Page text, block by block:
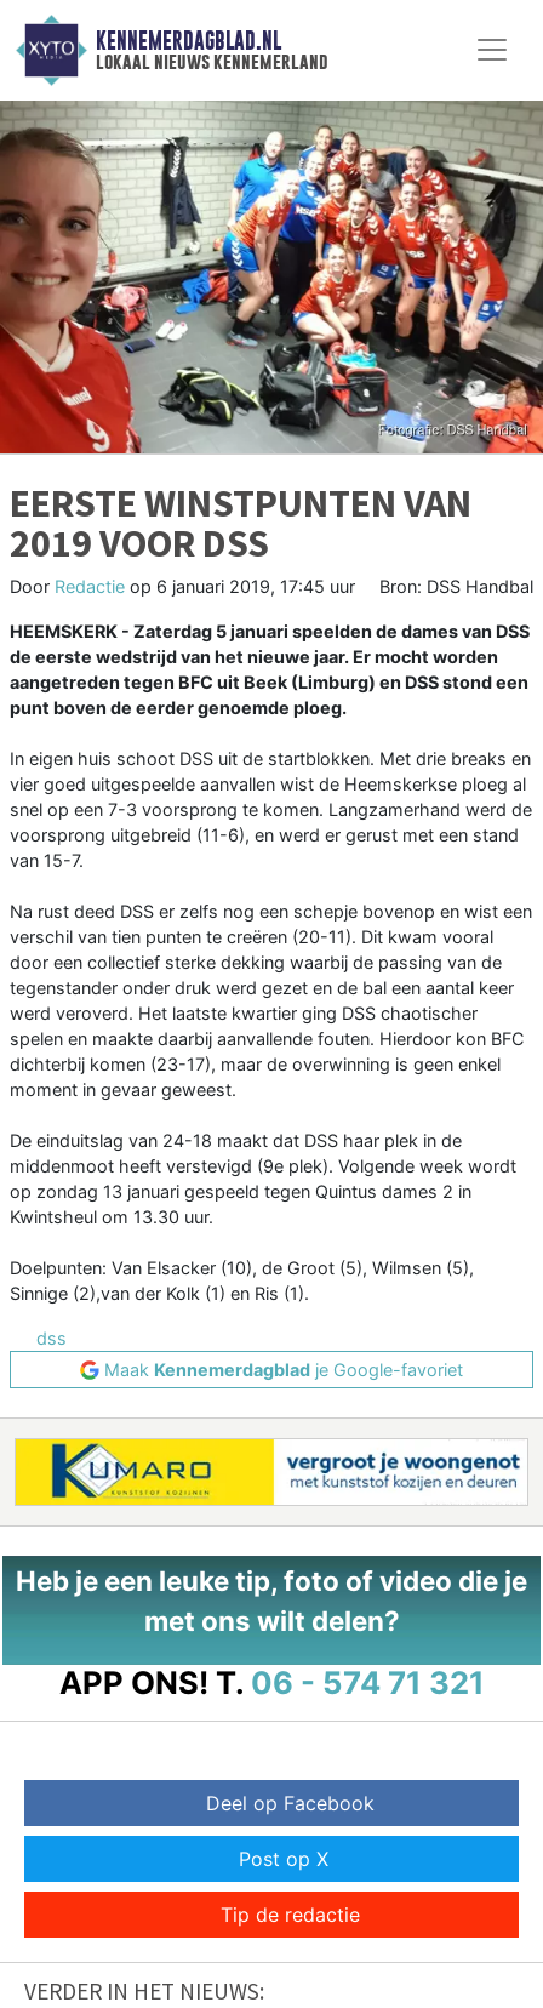
KENNEMERDAGBLAD.NL
lokaal nieuws kennemerland
EERSTE WINSTPUNTEN VAN
2019 VOOR DSS
Door Redactie op 6 januari 2019, 17:45 uur Bron: DSS Handbal
HEEMSKERK - Zaterdag 5 januari speelden de dames van DSS
de eerste wedstrijd van het nieuwe jaar. Er mocht worden
aangetreden tegen BFC uit Beek (Limburg) en DSS stond een
punt boven de eerder genoemde ploeg.
In eigen huis schoot DSS uit de startblokken. Met drie breaks en
vier goed uitgespeelde aanvallen wist de Heemskerkse ploeg al
snel op een 7-3 voorsprong te komen. Langzamerhand werd de
voorsprong uitgebreid (11-6), en werd er gerust met een stand
van 15-7.
Na rust deed DSS er zelfs nog een schepje bovenop en wist een
verschil van tien punten te creëren (20-11). Dit kwam vooral
door een collectief sterke dekking waarbij de passing van de
tegenstander onder druk werd gezet en de bal een aantal keer
werd veroverd. Het laatste kwartier ging DSS chaotischer
spelen en maakte daarbij aanvallende fouten. Hierdoor kon BFC
dichterbij komen (23-17), maar de overwinning is geen enkel
moment in gevaar geweest.
De einduitslag van 24-18 maakt dat DSS haar plek in de
middenmoot heeft verstevigd (9e plek). Volgende week wordt
op zondag 13 januari gespeeld tegen Quintus dames 2 in
Kwintsheul om 13.30 uur.
Doelpunten: Van Elsacker (10), de Groot (5), Wilmsen (5),
Sinnige (2),van der Kolk (1) en Ris (1).
dss
Maak Kennemerdagblad je Google-favoriet
Heb je een leuke tip, foto of video die je
met ons wilt delen?
APP ONS! T. 06 - 574 71 321
Deel op Facebook
Post op X
Tip de redactie
VERDER IN HET NIEUWS: